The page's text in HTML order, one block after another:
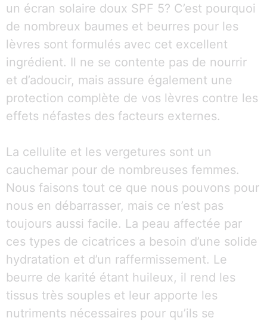
un écran solaire doux SPF 5? C’est pourquoi
de nombreux baumes et beurres pour les
lèvres sont formulés avec cet excellent
ingrédient. Il ne se contente pas de nourrir
et d’adoucir, mais assure également une
protection complète de vos lèvres contre les
effets néfastes des facteurs externes.
La cellulite et les vergetures sont un
cauchemar pour de nombreuses femmes.
Nous faisons tout ce que nous pouvons pour
nous en débarrasser, mais ce n’est pas
toujours aussi facile. La peau affectée par
ces types de cicatrices a besoin d’une solide
hydratation et d’un raffermissement. Le
beurre de karité étant huileux, il rend les
tissus très souples et leur apporte les
nutriments nécessaires pour qu’ils se